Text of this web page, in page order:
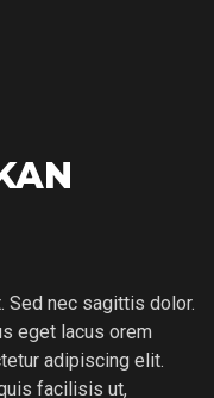
Sed nec sagittis dolor.
eget lacus orem
adipiscing elit.
facilisis ut,